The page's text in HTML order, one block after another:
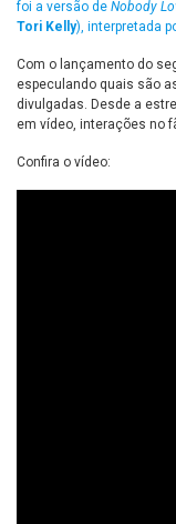
foi a versão de Nobody
Tori Kelly), interpretada
Com o lançamento do
especulando quais são
divulgadas. Desde a
em vídeo, interações no
Confira o vídeo: